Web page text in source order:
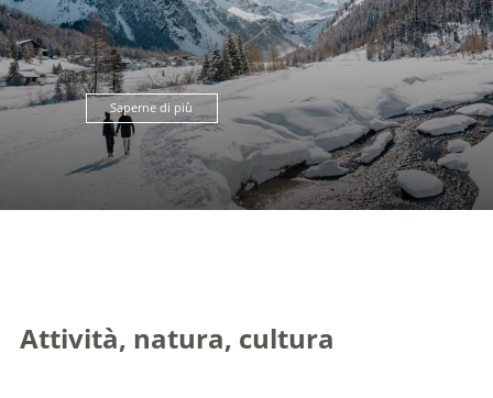
Saperne di più
Attività, natura, cultura